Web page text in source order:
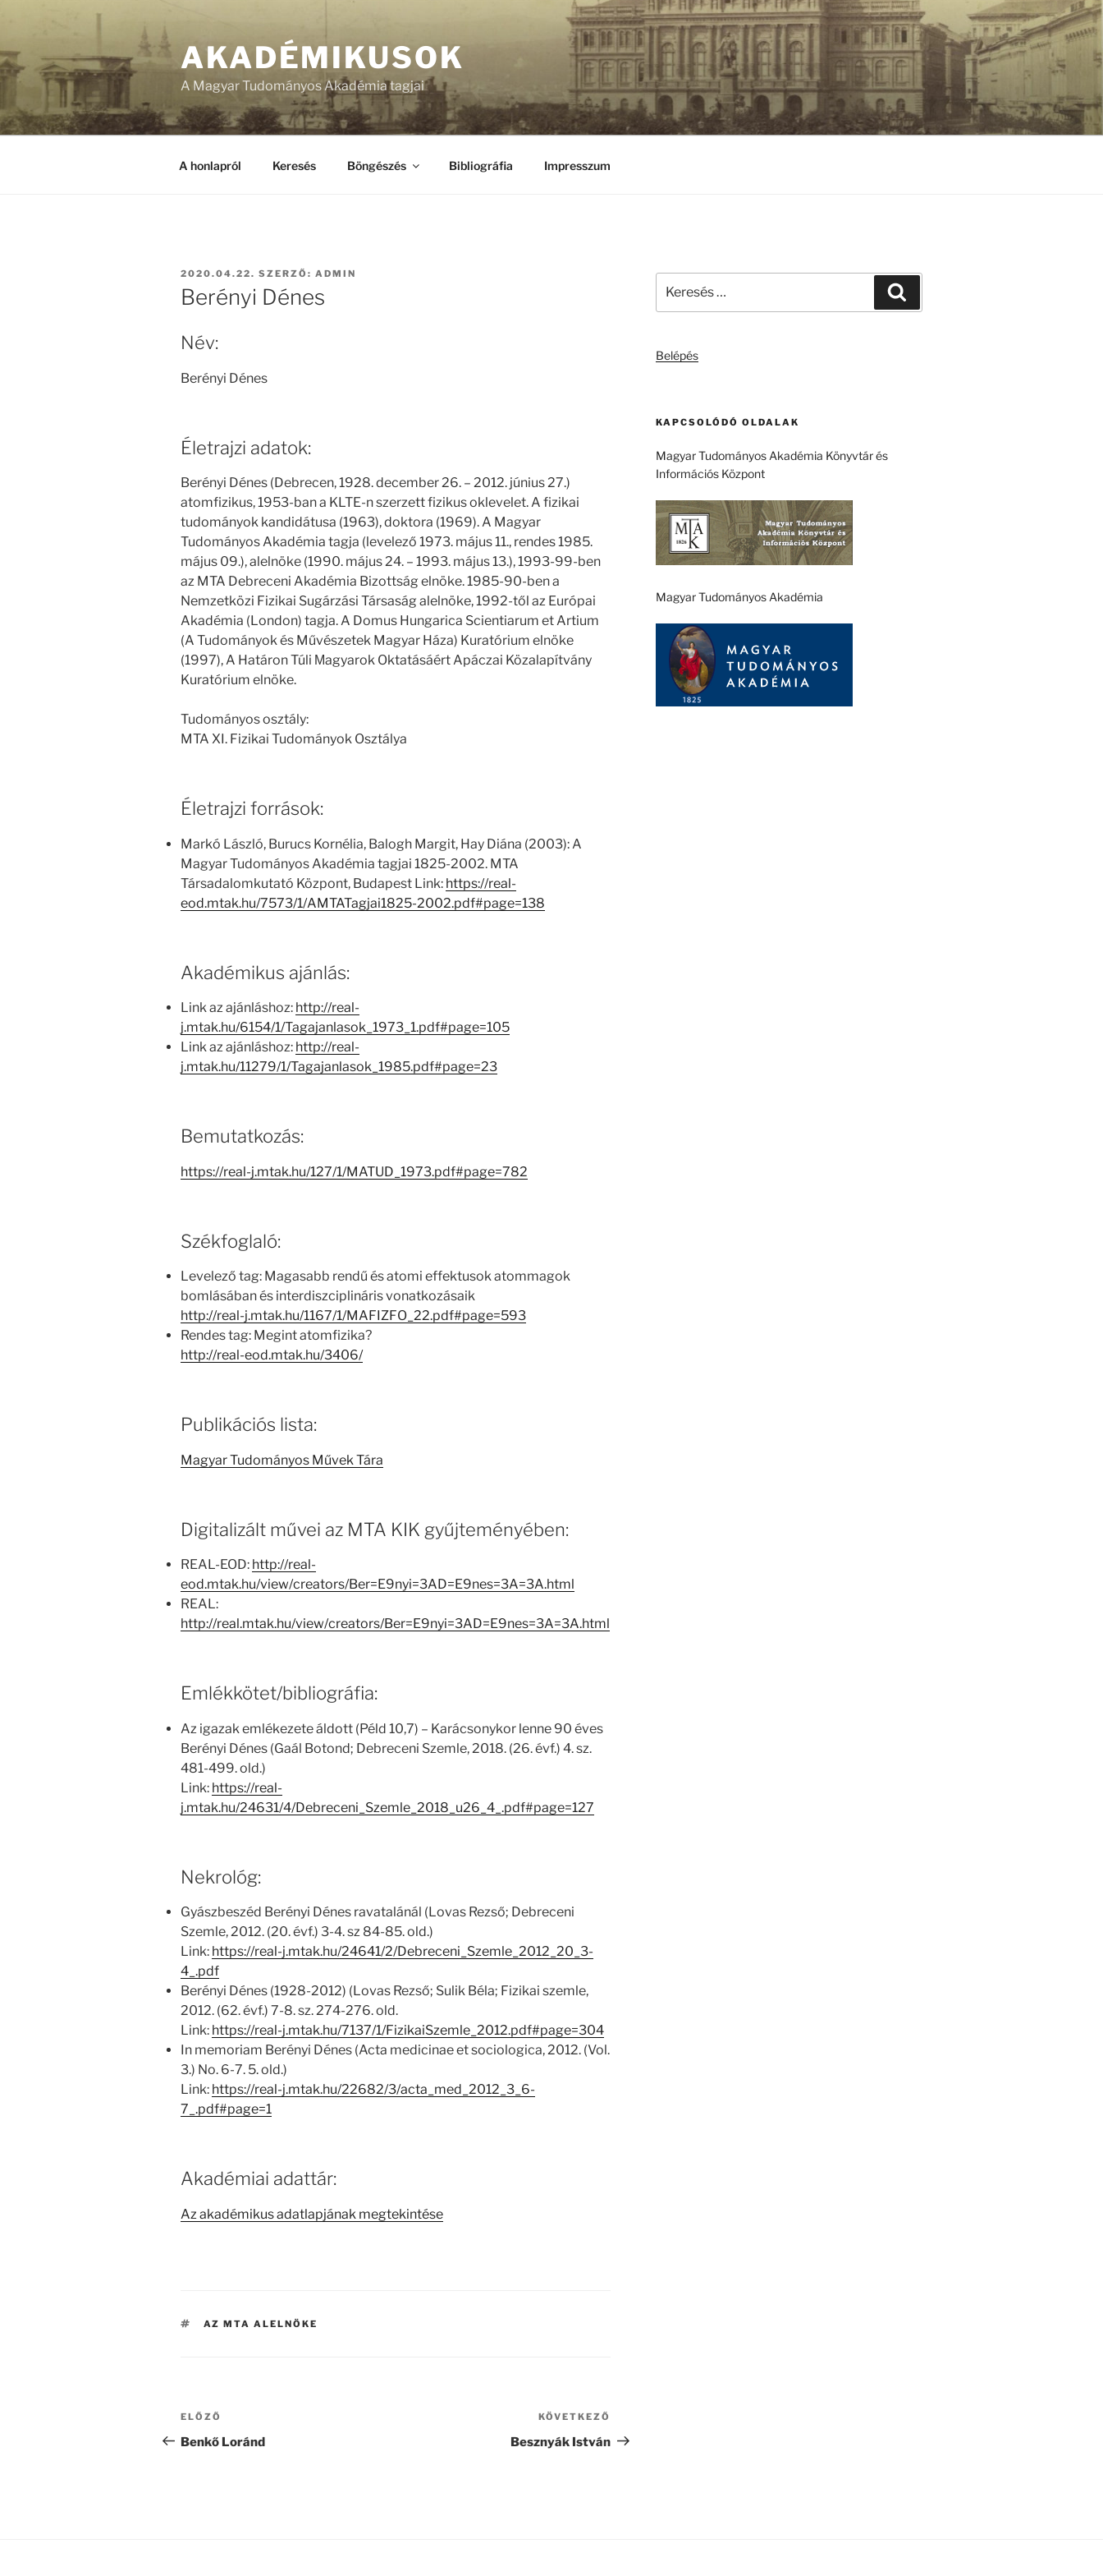
AKADÉMIKUSOK
A Magyar Tudományos Akadémia tagjai
A honlapról Keresés Böngészés Bibliográfia Impresszum
BEKÜLDVE:
2020.04.22. SZERZŐ: ADMIN
Berényi Dénes
Név:
Berényi Dénes
Életrajzi adatok:
Berényi Dénes (Debrecen, 1928. december 26. – 2012. június 27.)
atomfizikus, 1953-ban a KLTE-n szerzett fizikus oklevelet. A fizikai
tudományok kandidátusa (1963), doktora (1969). A Magyar
Tudományos Akadémia tagja (levelező 1973. május 11., rendes 1985.
május 09.), alelnöke (1990. május 24. – 1993. május 13.), 1993-99-ben
az MTA Debreceni Akadémia Bizottság elnöke. 1985-90-ben a
Nemzetközi Fizikai Sugárzási Társaság alelnöke, 1992-től az Európai
Akadémia (London) tagja. A Domus Hungarica Scientiarum et Artium
(A Tudományok és Művészetek Magyar Háza) Kuratórium elnöke
(1997), A Határon Túli Мagyarok Oktatásáért Apáczai Közalapítvány
Kuratórium elnöke.
Tudományos osztály:
MTA XI. Fizikai Tudományok Osztálya
Életrajzi források:
Markó László, Burucs Kornélia, Balogh Margit, Hay Diána (2003): A
Magyar Tudományos Akadémia tagjai 1825-2002. MTA
Társadalomkutató Központ, Budapest Link: https://real-
eod.mtak.hu/7573/1/AMTATagjai1825-2002.pdf#page=138
Akadémikus ajánlás:
Link az ajánláshoz: http://real-
j.mtak.hu/6154/1/Tagajanlasok_1973_1.pdf#page=105
Link az ajánláshoz: http://real-
j.mtak.hu/11279/1/Tagajanlasok_1985.pdf#page=23
Bemutatkozás:
https://real-j.mtak.hu/127/1/MATUD_1973.pdf#page=782
Székfoglaló:
Levelező tag: Magasabb rendű és atomi effektusok atommagok
bomlásában és interdiszciplináris vonatkozásaik
http://real-j.mtak.hu/1167/1/MAFIZFO_22.pdf#page=593
Rendes tag: Megint atomfizika?
http://real-eod.mtak.hu/3406/
Publikációs lista:
Magyar Tudományos Művek Tára
Digitalizált művei az MTA KIK gyűjteményében:
REAL-EOD: http://real-
eod.mtak.hu/view/creators/Ber=E9nyi=3AD=E9nes=3A=3A.html
REAL:
http://real.mtak.hu/view/creators/Ber=E9nyi=3AD=E9nes=3A=3A.html
Emlékkötet/bibliográfia:
Az igazak emlékezete áldott (Péld 10,7) – Karácsonykor lenne 90 éves
Berényi Dénes (Gaál Botond; Debreceni Szemle, 2018. (26. évf.) 4. sz.
481-499. old.)
Link: https://real-
j.mtak.hu/24631/4/Debreceni_Szemle_2018_u26_4_.pdf#page=127
Nekrológ:
Gyászbeszéd Berényi Dénes ravatalánál (Lovas Rezső; Debreceni
Szemle, 2012. (20. évf.) 3-4. sz 84-85. old.)
Link: https://real-j.mtak.hu/24641/2/Debreceni_Szemle_2012_20_3-
4_.pdf
Berényi Dénes (1928-2012) (Lovas Rezső; Sulik Béla; Fizikai szemle,
2012. (62. évf.) 7-8. sz. 274-276. old.
Link: https://real-j.mtak.hu/7137/1/FizikaiSzemle_2012.pdf#page=304
In memoriam Berényi Dénes (Acta medicinae et sociologica, 2012. (Vol.
3.) No. 6-7. 5. old.)
Link: https://real-j.mtak.hu/22682/3/acta_med_2012_3_6-
7_.pdf#page=1
Akadémiai adattár:
Az akadémikus adatlapjának megtekintése
CÍMKÉK
AZ MTA ALELNÖKE
Bejegyzés
navigáció
Korábbi
bejegyzés
ELŐZŐ
Benkő Loránd
bejegyzés
KÖVETKEZŐ
Besznyák István
következő
Belépés
KAPCSOLÓDÓ OLDALAK
Magyar Tudományos Akadémia Könyvtár és
Információs Központ
Magyar Tudományos Akadémia